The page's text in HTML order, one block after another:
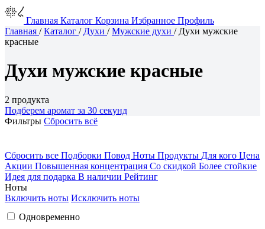
Главная Каталог Корзина Избранное Профиль
Главная /Каталог / Духи /Мужские духи / Духи мужские
красные
Духи мужские красные
2 продукта
Подберем аромат за 30 секунд
Фильтры Сбросить всё
Сбросить все Подборки Повод Ноты Продукты Для кого Цена
Акции Повышенная концентрация Со скидкой Более стойкие
Идея для подарка В наличии Рейтинг
Ноты
Включить ноты Исключить ноты
Одновременно